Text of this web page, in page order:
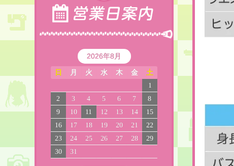
2026年8月
日 月 火 水 木 金 土
1
2
3 4 5 6 7
8
9
10 11 12 13 14
15
16
17 18 19 20 21
22
23
24 25 26 27 28
29
30
31